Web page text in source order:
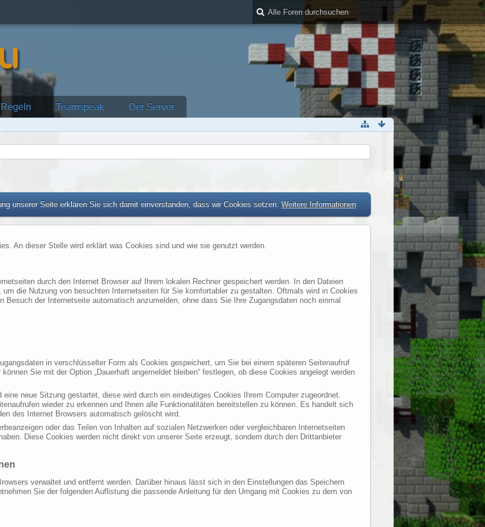
Regeln Teamspeak Der Server
unserer Seite erklären Sie sich damit einverstanden, dass wir Cookies setzen. Weitere Informationen
An dieser Stelle wird erklärt was Cookies sind und wie sie genutzt werden.
durch den Internet Browser auf Ihrem lokalen Rechner gespeichert werden. In den Dateien
die Nutzung von besuchten Internetseiten für Sie komfortabler zu gestalten. Oftmals wird in Cookies
der Internetseite automatisch anzumelden, ohne dass Sie Ihre Zugangsdaten noch einmal
in verschlüsselter Form als Cookies gespeichert, um Sie bei einem späteren Seitenaufruf
Sie mit der Option „Dauerhaft angemeldet bleiben“ festlegen, ob diese Cookies angelegt werden
neue Sitzung gestartet, diese wird durch ein eindeutiges Cookies Ihrem Computer zugeordnet.
wieder zu erkennen und Ihnen alle Funktionalitäten bereitstellen zu können. Es handelt sich
des Internet Browsers automatisch gelöscht wird.
oder das Teilen von Inhalten auf sozialen Netzwerken oder vergleichbaren Internetseiten
Diese Cookies werden nicht direkt von unserer Seite erzeugt, sondern durch den Drittanbieter
verwaltet und entfernt werden. Darüber hinaus lässt sich in den Einstellungen das Speichern
Sie der folgenden Auflistung die passende Anleitung für den Umgang mit Cookies zu dem von